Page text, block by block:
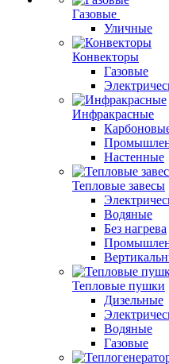
Газовые
Уличные
Конвекторы
Газовые
Инфракрасные
Настенные
Тепловые завесы
Водяные
Без нагрева
Тепловые пушки
Дизельные
Водяные
Газовые